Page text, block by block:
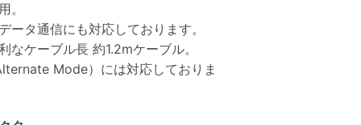
。
ータ通信にも対応しております。
なケーブル長 約1.2mケーブル。
Mode）には対応しておりま